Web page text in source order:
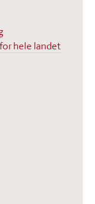
hele landet